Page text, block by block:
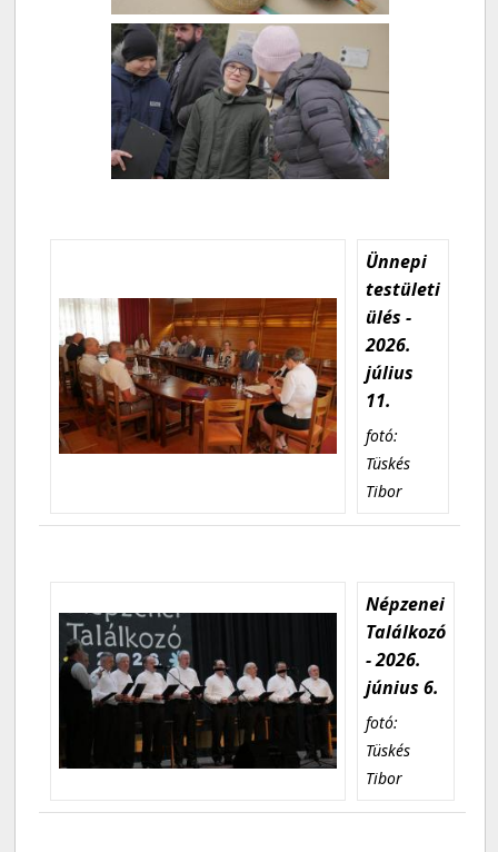
Ünnepi
testületi
ülés -
2026.
július
11.
fotó:
Tüskés
Tibor
Népzenei
Találkozó
- 2026.
június 6.
fotó:
Tüskés
Tibor